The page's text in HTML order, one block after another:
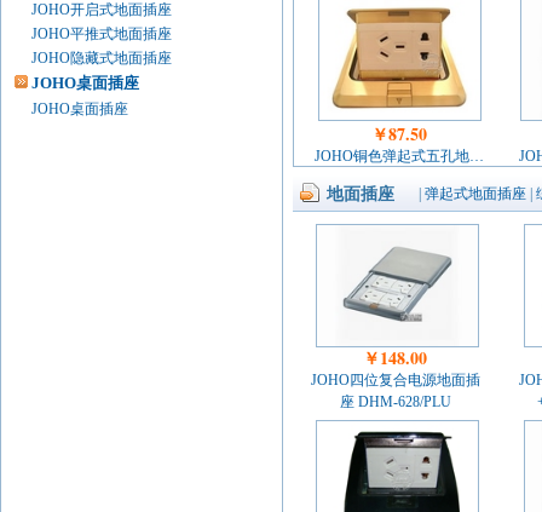
JOHO开启式地面插座
JOHO平推式地面插座
JOHO隐藏式地面插座
JOHO桌面插座
JOHO桌面插座
￥87.50
JOHO铜色弹起式五孔地…
地面插座 弹起式地面插座
￥148.00
JOHO四位复合电源地面插
座 DHM-628/PLU